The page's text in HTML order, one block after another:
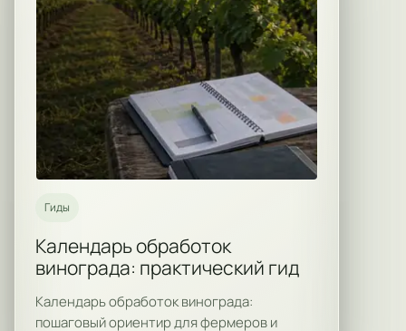
Гиды
Календарь обработок
винограда: практический гид
Календарь обработок винограда:
пошаговый ориентир для фермеров и